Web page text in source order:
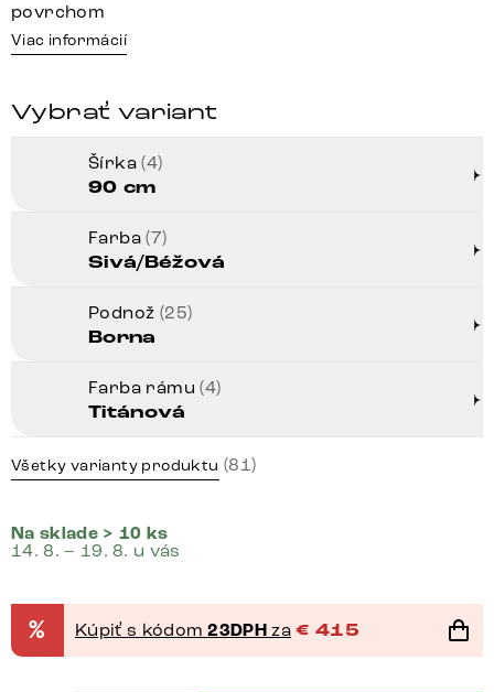
povrchom
Viac informácií
Vybrať variant
Šírka(4)
90 cm
Farba(7)
Sivá/Béžová
Podnož (25)
Borna
Farba rámu(4)
Titánová
Všetky varianty produktu (81)
Na sklade > 10 ks
14. 8. – 19. 8. u vás
% Kúpiť s kódom23DPH za € 415